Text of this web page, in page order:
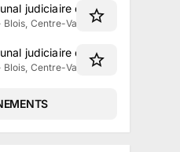
judiciaire de Blois le 17
· Blois, Centre-Val de Loire
judiciaire de Blois le 1er
· Blois, Centre-Val de Loire